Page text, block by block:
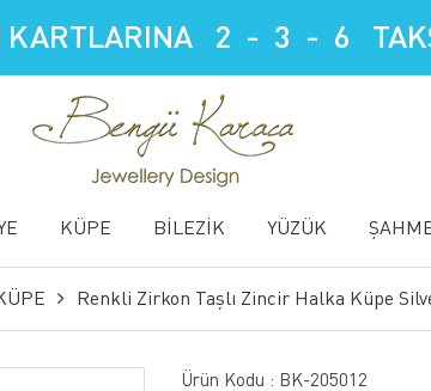
KARTLARINA 2 - 3 - 6
KÜPE BİLEZİK YÜZÜK
Renkli Zirkon Taşlı Zincir Halka Küpe
Ürün Kodu : BK-205012